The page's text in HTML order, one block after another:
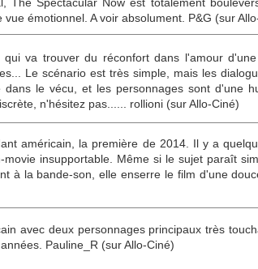
émotionnel. A voir absolument. P&G (sur
va trouver du réconfort dans l'amour
Le scénario est très simple, mais les
le vécu, et les personnages sont d'une
n'hésitez pas...... rollioni (sur Allo-Ciné)
américain, la première de 2014. Il y a
insupportable. Même si le sujet paraît
à la bande-son, elle enserre le film d'une
avec deux personnages principaux très
Pauline_R (sur Allo-Ciné)